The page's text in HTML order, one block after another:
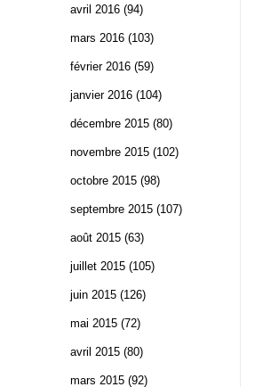
avril 2016 (94)
mars 2016 (103)
février 2016 (59)
janvier 2016 (104)
décembre 2015 (80)
novembre 2015 (102)
octobre 2015 (98)
septembre 2015 (107)
août 2015 (63)
juillet 2015 (105)
juin 2015 (126)
mai 2015 (72)
avril 2015 (80)
mars 2015 (92)